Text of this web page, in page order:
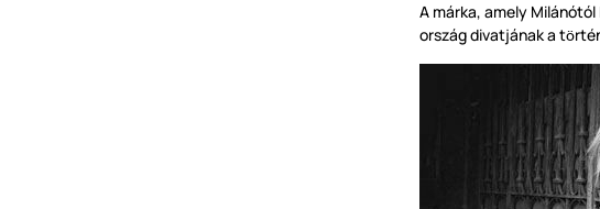
A márka, amely Milánótól
ország divatjának a tö